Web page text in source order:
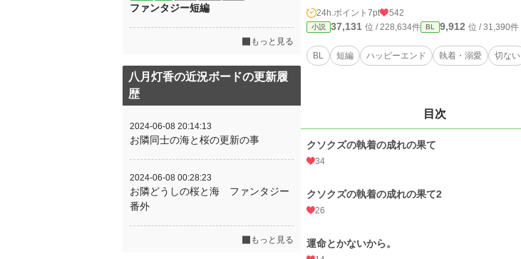
24h.ポイント 7pt 542
小説 37,131 位 / 228,634件 BL 9,912 位 / 31,390件
BL 短編 ハッピーエンド 執着・溺愛 切ない
目次
クソクズの執着の成れの果て
34
クソクズの執着の成れの果て2
26
運命とかないから。
ファンタジー短編
もっと見る
八月灯香の近況ボードの更新履
歴
2024-06-08 20:14:13
お隣同士の海と桜の更新の事
2024-06-08 00:28:23
お隣どうしの桜と海 ファンタジー
番外
もっと見る